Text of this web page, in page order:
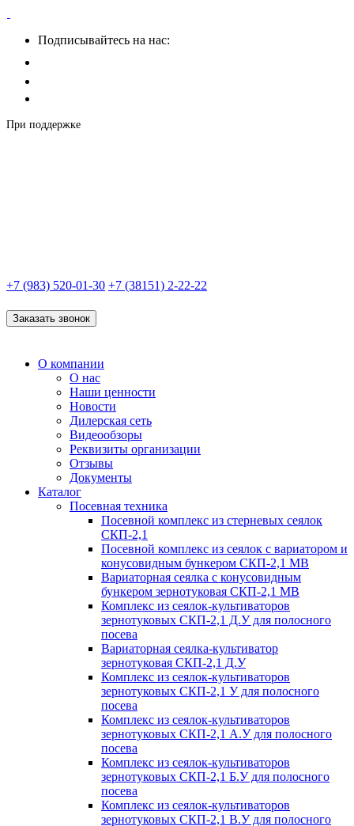
Подписывайтесь на нас:
При поддержке
+7 (983) 520-01-30 +7 (38151) 2-22-22
Заказать звонок
О компании
О нас
Наши ценности
Новости
Дилерская сеть
Видеообзоры
Реквизиты организации
Отзывы
Документы
Каталог
Посевная техника
Посевной комплекс из стерневых сеялок
СКП-2,1
Посевной комплекс из сеялок с вариатором и
конусовидным бункером СКП-2,1 МВ
Вариаторная сеялка с конусовидным
бункером зернотуковая СКП-2,1 МВ
Комплекс из сеялок-культиваторов
зернотуковых СКП-2,1 Д.У для полосного
посева
Вариаторная сеялка-культиватор
зернотуковая СКП-2,1 Д.У
Комплекс из сеялок-культиваторов
зернотуковых СКП-2,1 У для полосного
посева
Комплекс из сеялок-культиваторов
зернотуковых СКП-2,1 А.У для полосного
посева
Комплекс из сеялок-культиваторов
зернотуковых СКП-2,1 Б.У для полосного
посева
Комплекс из сеялок-культиваторов
зернотуковых СКП-2,1 В.У для полосного